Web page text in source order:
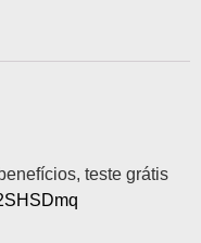
teste grátis